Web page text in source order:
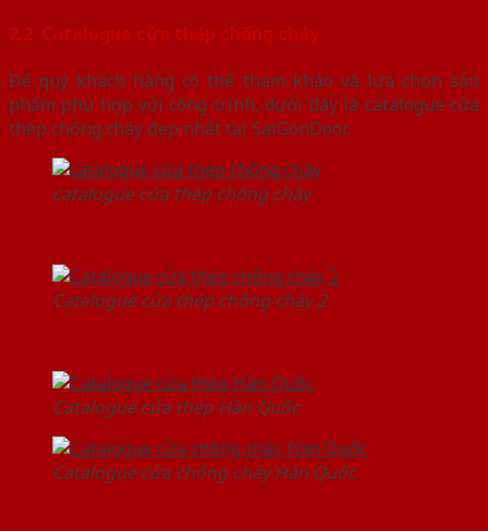
2.2. Catalogue cửa thép chống cháy
Để quý khách hàng có thể tham khảo và lựa chọn sản
phẩm phù hợp với công trình, dưới đây là catalogue cửa
thép chống cháy đẹp nhất tại SaiGonDoor.
catalogue cửa thép chống cháy
Catalogue cửa thép chống cháy 2
Catalogue cửa thép Hàn Quốc
Catalogue cửa chống cháy Hàn Quốc